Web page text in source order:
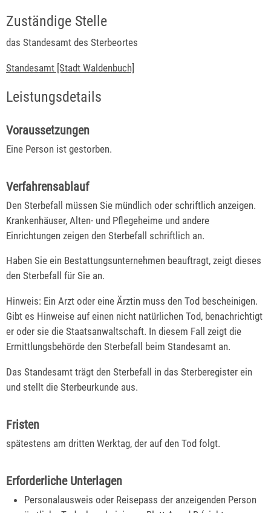
Zuständige Stelle
das Standesamt des Sterbeortes
Standesamt [Stadt Waldenbuch]
Leistungsdetails
Voraussetzungen
Eine Person ist gestorben.
Verfahrensablauf
Den Sterbefall müssen Sie mündlich oder schriftlich anzeigen.
Krankenhäuser, Alten- und Pflegeheime und andere
Einrichtungen zeigen den Sterbefall schriftlich an.
Haben Sie ein Bestattungsunternehmen beauftragt, zeigt dieses
den Sterbefall für Sie an.
Hinweis: Ein Arzt oder eine Ärztin muss den Tod bescheinigen.
Gibt es Hinweise auf einen nicht natürlichen Tod, benachrichtigt
er oder sie die Staatsanwaltschaft. In diesem Fall zeigt die
Ermittlungsbehörde den Sterbefall beim Standesamt an.
Das Standesamt trägt den Sterbefall in das Sterberegister ein
und stellt die Sterbeurkunde aus.
Fristen
spätestens am dritten Werktag, der auf den Tod folgt.
Erforderliche Unterlagen
Personalausweis oder Reisepass der anzeigenden Person